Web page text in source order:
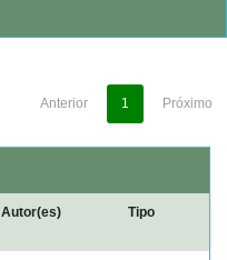
Anterior 1 Próximo
Autor(es) Tipo